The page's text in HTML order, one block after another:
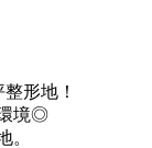
形地！
境◎
。